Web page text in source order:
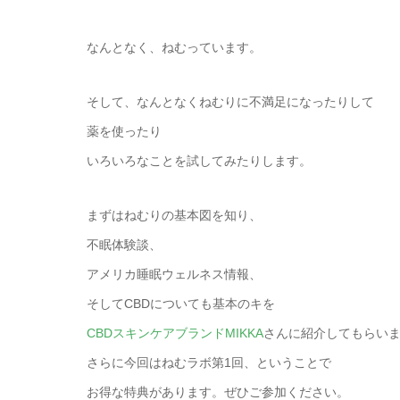
なんとなく、ねむっています。
そして、なんとなくねむりに不満足になったりして
薬を使ったり
いろいろなことを試してみたりします。
まずはねむりの基本図を知り、
不眠体験談、
アメリカ睡眠ウェルネス情報、
そしてCBDについても基本のキを
CBDスキンケアブランドMIKKAさんに紹介してもらい
さらに今回はねむラボ第1回、ということで
お得な特典があります。ぜひご参加ください。